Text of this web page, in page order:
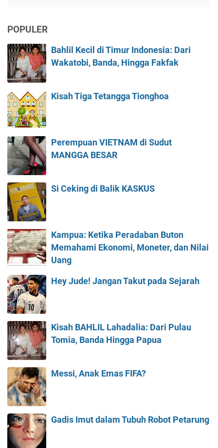
POPULER
Bahlil Kecil di Timur Indonesia: Dari
Wakatobi, Banda, Hingga Fakfak
Kisah Tiga Tetangga Tionghoa
Perempuan VIETNAM di Sudut
MANGGA BESAR
Si Ceking di Balik KASKUS
Kampua: Ketika Peradaban Buton
Memahami Ekonomi, Moneter, dan Nilai
Uang
Hey Jude! Jangan Takut pada Sejarah
Kisah BAHLIL Lahadalia: Dari Pulau
Tomia, Banda Hingga Papua
Messi, Anak Emas FIFA?
Gadis Imut dalam Tubuh Robot Petarung